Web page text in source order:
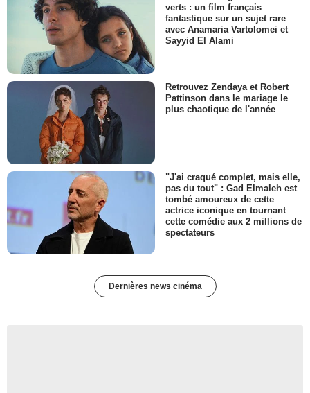
verts : un film français
fantastique sur un sujet rare
avec Anamaria Vartolomei et
Sayyid El Alami
Retrouvez Zendaya et Robert
Pattinson dans le mariage le
plus chaotique de l'année
"J'ai craqué complet, mais elle,
pas du tout" : Gad Elmaleh est
tombé amoureux de cette
actrice iconique en tournant
cette comédie aux 2 millions de
spectateurs
Dernières news cinéma